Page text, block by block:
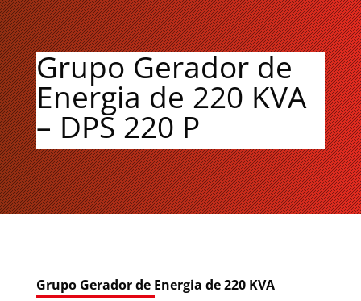
Grupo Gerador de
Energia de 220 KVA
– DPS 220 P
Grupo Gerador de Energia de 220 KVA